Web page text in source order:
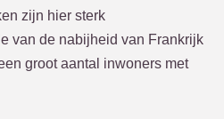
zijn hier sterk
van de nabijheid van Frankrijk
groot aantal inwoners met